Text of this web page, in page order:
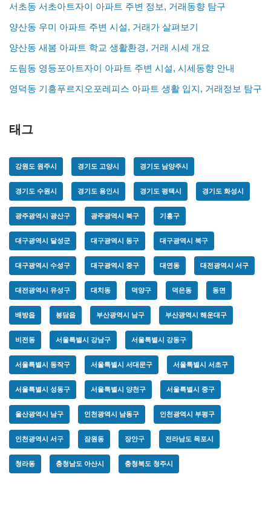
서초동 서초아트자이 아파트 주변 정보, 거래동향 탐구
양산동 우미 아파트 주변 시설, 거래가 살펴보기
양산동 새봄 아파트 학교 생활환경, 거래 시세 개요
도림동 영등포아트자이 아파트 주변 시설, 시세동향 안내
영덕동 기흥푸르지오포레피스 아파트 생활 입지, 거래정보 탐구
태그
강원도 원주시 경기도 고양시 경기도 남양주시
경기도 수원시 경기도 용인시 경기도 평택시 경기도 화성시
광주광역시 광산구 광주광역시 북구 기흥구
대구광역시 달성군 대구광역시 동구 대구광역시 북구
대구광역시 수성구 대구광역시 중구 대연동 대전광역시 서구
대전광역시 유성구 대치동 덕양구 덕은동 동면
배방읍 봉담읍 부산광역시 남구 부산광역시 해운대구
비전동 서울특별시 강남구 서울특별시 강동구
서울특별시 동작구 서울특별시 서대문구 서울특별시 서초구
서울특별시 성동구 서울특별시 양천구 서울특별시 중구
울산광역시 남구 인천광역시 남동구 인천광역시 부평구
인천광역시 서구 잠원동 장안구 전라남도 목포시
청라동 충청남도 아산시 충청북도 청주시